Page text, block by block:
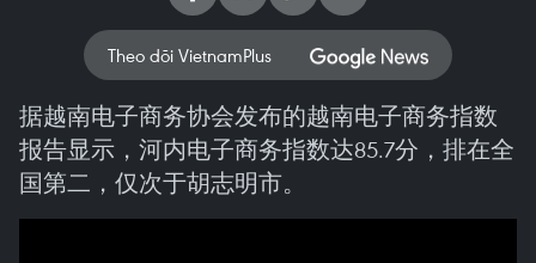
Theo dõi VietnamPlus
据越南电子商务协会发布的越南电子商务指数
报告显示，河内电子商务指数达85.7分，排在全
国第二，仅次于胡志明市。